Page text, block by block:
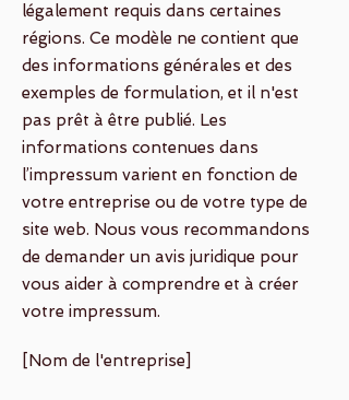
légalement requis dans certaines
régions. Ce modèle ne contient que
des informations générales et des
exemples de formulation, et il n'est
pas prêt à être publié. Les
informations contenues dans
l’impressum varient en fonction de
votre entreprise ou de votre type de
site web. Nous vous recommandons
de demander un avis juridique pour
vous aider à comprendre et à créer
votre impressum.
[Nom de l'entreprise]